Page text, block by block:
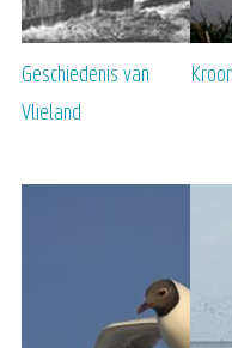
Geschiedenis van
Vlieland